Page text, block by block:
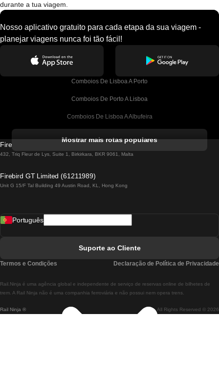
durante a tua viagem.
Nosso aplicativo gratuito para cada etapa da sua viagem -
planejar viagens nunca foi tão fácil!
Comboios De Lisboa A Porto
Comboios De Porto A Lisboa
Comboios De Lisboa A Albufeira
Comboios De Lisboa A Lagos
Comboios De Lisboa A Madrid
Comboios De Lisboa A Braga
Comboios De Braga A Lisboa
Mostrar mais rotas populares
Firebird GT Limited (OC 1451)
432, Triq Fleur de Lys, Suite 1, Birkirkara, BKR 9061, Malta
Firebird GT Limited (61211989)
Unit G 15/F Tal Building 49 Austin Road, KL, Hong Kong
Rail Ninja ® All Rights Reserved © 2026
Rail.Ninja é uma agência global e independente de serviço de reservas online de bilhetes de
trem. A Rail Ninja não é uma companhia ferroviária e não possui nem opera trens.
Português
Suporte ao Cliente
Termos e Condições Declaração de Política de Privacidade